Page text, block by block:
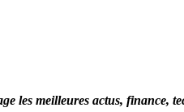
meilleures actus, finance,